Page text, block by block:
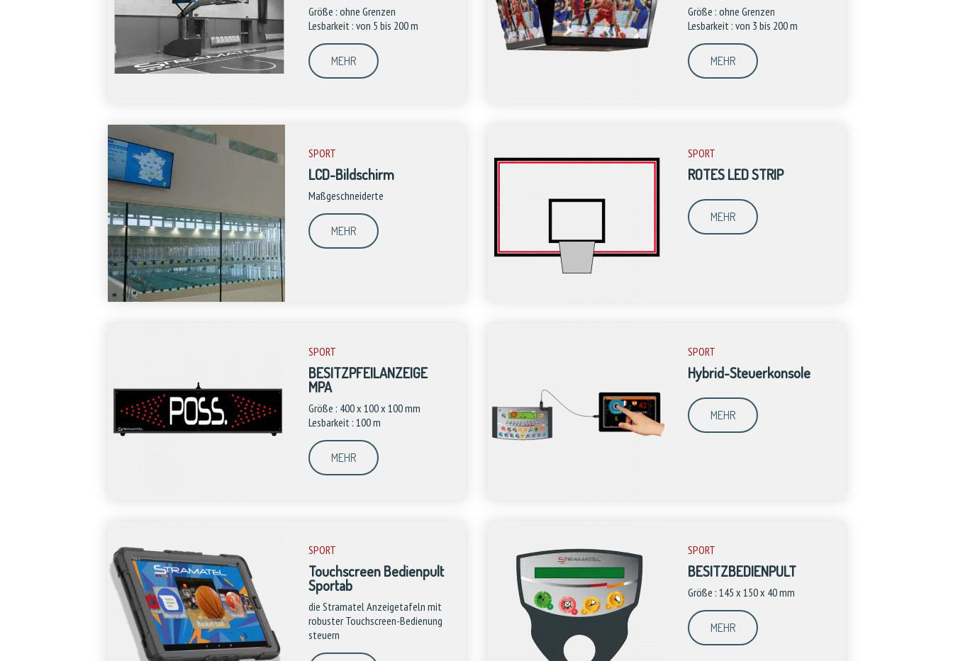
Größe : ohne Grenzen
Lesbarkeit : von 5 bis 200 m
MEHR
Größe : ohne Grenzen
Lesbarkeit : von 3 bis 200 m
MEHR
SPORT
LCD-Bildschirm
Maßgeschneiderte
MEHR
SPORT
ROTES LED STRIP
MEHR
SPORT
BESITZPFEILANZEIGE
MPA
Größe : 400 x 100 x 100 mm
Lesbarkeit : 100 m
MEHR
SPORT
Hybrid-Steuerkonsole
MEHR
SPORT
Touchscreen Bedienpult
Sportab
die Stramatel Anzeigetafeln mit
robuster Touchscreen-Bedienung
steuern
SPORT
BESITZBEDIENPULT
Größe : 145 x 150 x 40 mm
MEHR